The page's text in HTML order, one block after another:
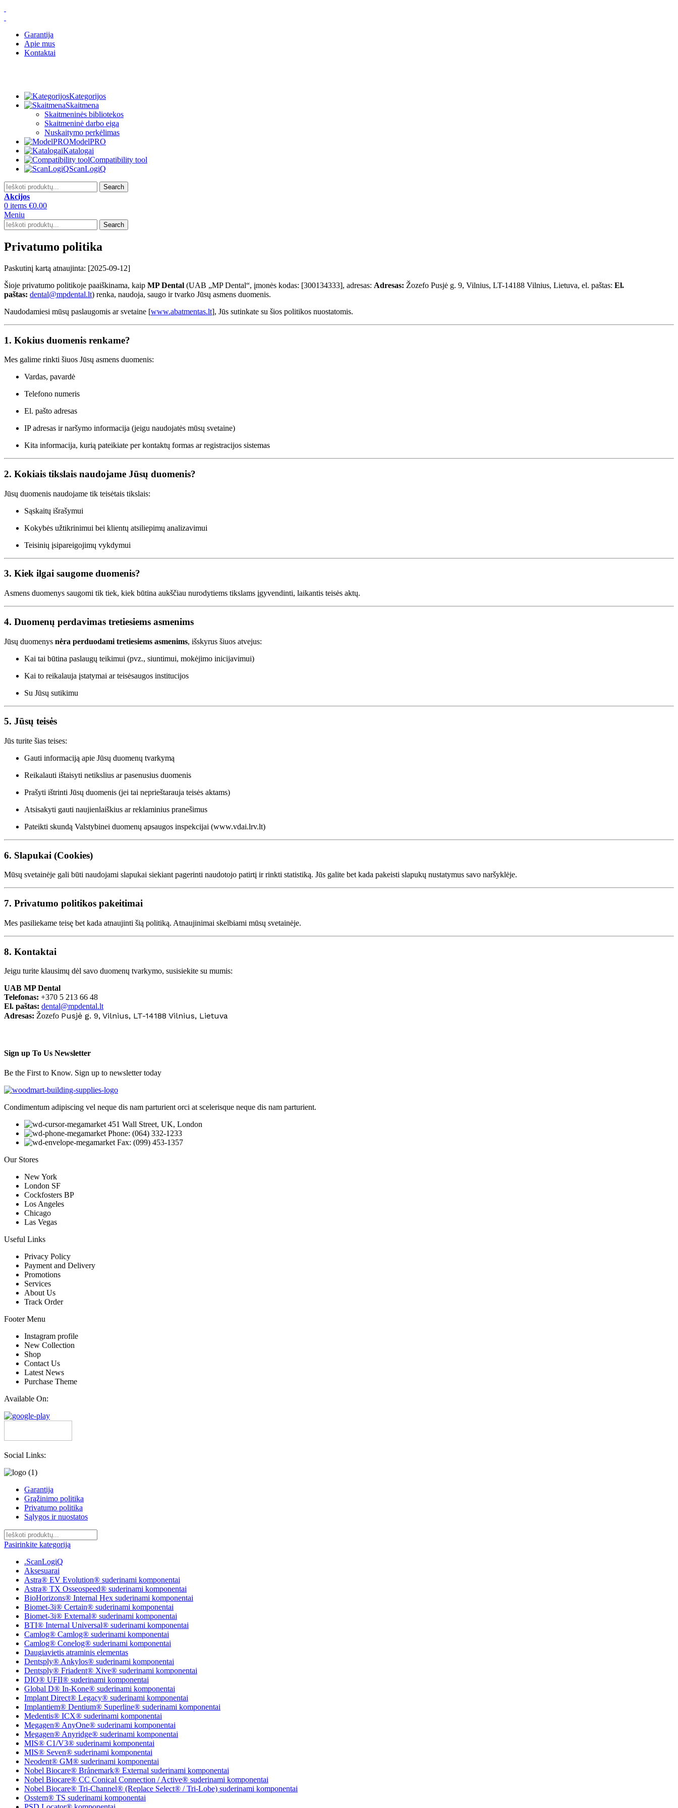
Garantija
Apie mus
Kontaktai
Kategorijos
Skaitmena
Skaitmeninės bibliotekos
Skaitmeninė darbo eiga
Nuskaitymo perkėlimas
ModelPRO
Katalogai
Compatibility tool
ScanLogiQ
Search
Akcijos
0 items €0.00
Meniu
Search
Privatumo politika
Paskutinį kartą atnaujinta: [2025-09-12]
Šioje privatumo politikoje paaiškinama, kaip MP Dental (UAB „MP Dental“, įmonės kodas: [300134333], adresas: Adresas: Žozefo Pusjė g. 9, Vilnius, LT-14188 Vilnius, Lietuva, el. paštas: El.
paštas: dental@mpdental.lt) renka, naudoja, saugo ir tvarko Jūsų asmens duomenis.
Naudodamiesi mūsų paslaugomis ar svetaine [www.abatmentas.lt], Jūs sutinkate su šios politikos nuostatomis.
1. Kokius duomenis renkame?
Mes galime rinkti šiuos Jūsų asmens duomenis:
Vardas, pavardė
Telefono numeris
El. pašto adresas
IP adresas ir naršymo informacija (jeigu naudojatės mūsų svetaine)
Kita informacija, kurią pateikiate per kontaktų formas ar registracijos sistemas
2. Kokiais tikslais naudojame Jūsų duomenis?
Jūsų duomenis naudojame tik teisėtais tikslais:
Sąskaitų išrašymui
Kokybės užtikrinimui bei klientų atsiliepimų analizavimui
Teisinių įsipareigojimų vykdymui
3. Kiek ilgai saugome duomenis?
Asmens duomenys saugomi tik tiek, kiek būtina aukščiau nurodytiems tikslams įgyvendinti, laikantis teisės aktų.
4. Duomenų perdavimas tretiesiems asmenims
Jūsų duomenys nėra perduodami tretiesiems asmenims, išskyrus šiuos atvejus:
Kai tai būtina paslaugų teikimui (pvz., siuntimui, mokėjimo inicijavimui)
Kai to reikalauja įstatymai ar teisėsaugos institucijos
Su Jūsų sutikimu
5. Jūsų teisės
Jūs turite šias teises:
Gauti informaciją apie Jūsų duomenų tvarkymą
Reikalauti ištaisyti netikslius ar pasenusius duomenis
Prašyti ištrinti Jūsų duomenis (jei tai neprieštarauja teisės aktams)
Atsisakyti gauti naujienlaiškius ar reklaminius pranešimus
Pateikti skundą Valstybinei duomenų apsaugos inspekcijai (www.vdai.lrv.lt)
6. Slapukai (Cookies)
Mūsų svetainėje gali būti naudojami slapukai siekiant pagerinti naudotojo patirtį ir rinkti statistiką. Jūs galite bet kada pakeisti slapukų nustatymus savo naršyklėje.
7. Privatumo politikos pakeitimai
Mes pasiliekame teisę bet kada atnaujinti šią politiką. Atnaujinimai skelbiami mūsų svetainėje.
8. Kontaktai
Jeigu turite klausimų dėl savo duomenų tvarkymo, susisiekite su mumis:
UAB MP Dental
Telefonas: +370 5 213 66 48
El. paštas: dental@mpdental.lt
Adresas: Žozefo Pusjė g. 9, Vilnius, LT-14188 Vilnius, Lietuva
Sign up To Us Newsletter
Be the First to Know. Sign up to newsletter today
Condimentum adipiscing vel neque dis nam parturient orci at scelerisque neque dis nam parturient.
451 Wall Street, UK, London
Phone: (064) 332-1233
Fax: (099) 453-1357
Our Stores
New York
London SF
Cockfosters BP
Los Angeles
Chicago
Las Vegas
Useful Links
Privacy Policy
Payment and Delivery
Promotions
Services
About Us
Track Order
Footer Menu
Instagram profile
New Collection
Shop
Contact Us
Latest News
Purchase Theme
Available On:
Social Links:
Garantija
Grąžinimo politika
Privatumo politika
Sąlygos ir nuostatos
Pasirinkite kategoriją
.ScanLogiQ
Aksesuarai
Astra® EV Evolution® suderinami komponentai
Astra® TX Osseospeed® suderinami komponentai
BioHorizons® Internal Hex suderinami komponentai
Biomet-3i® Certain® suderinami komponentai
Biomet-3i® External® suderinami komponentai
BTI® Internal Universal® suderinami komponentai
Camlog® Camlog® suderinami komponentai
Camlog® Conelog® suderinami komponentai
Daugiavietis atraminis elementas
Dentsply® Ankylos® suderinami komponentai
Dentsply® Friadent® Xive® suderinami komponentai
DIO® UFII® suderinami komponentai
Global D® In-Kone® suderinami komponentai
Implant Direct® Legacy® suderinami komponentai
Implantiem® Dentium® Superline® suderinami komponentai
Medentis® ICX® suderinami komponentai
Megagen® AnyOne® suderinami komponentai
Megagen® Anyridge® suderinami komponentai
MIS® C1/V3® suderinami komponentai
MIS® Seven® suderinami komponentai
Neodent® GM® suderinami komponentai
Nobel Biocare® Brånemark® External suderinami komponentai
Nobel Biocare® CC Conical Connection / Active® suderinami komponentai
Nobel Biocare® Tri-Channel® (Replace Select® / Tri-Lobe) suderinami komponentai
Osstem® TS suderinami komponentai